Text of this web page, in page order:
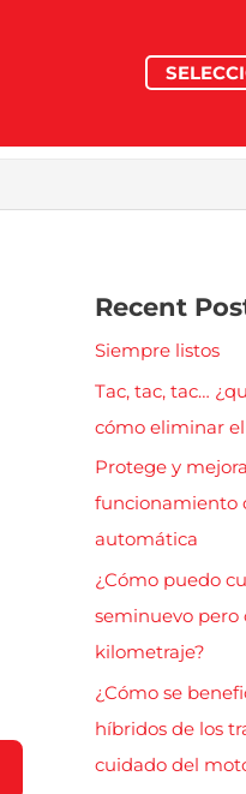
Recent
Siempre listos
Tac, tac, tac…
cómo eliminar
Protege y
funcionamiento
automática
¿Cómo puedo
seminuevo pero
kilometraje?
¿Cómo se
híbridos de los
cuidado del